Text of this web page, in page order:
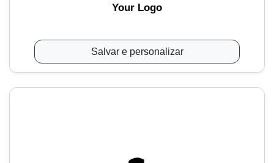
Your Logo
Salvar e personalizar